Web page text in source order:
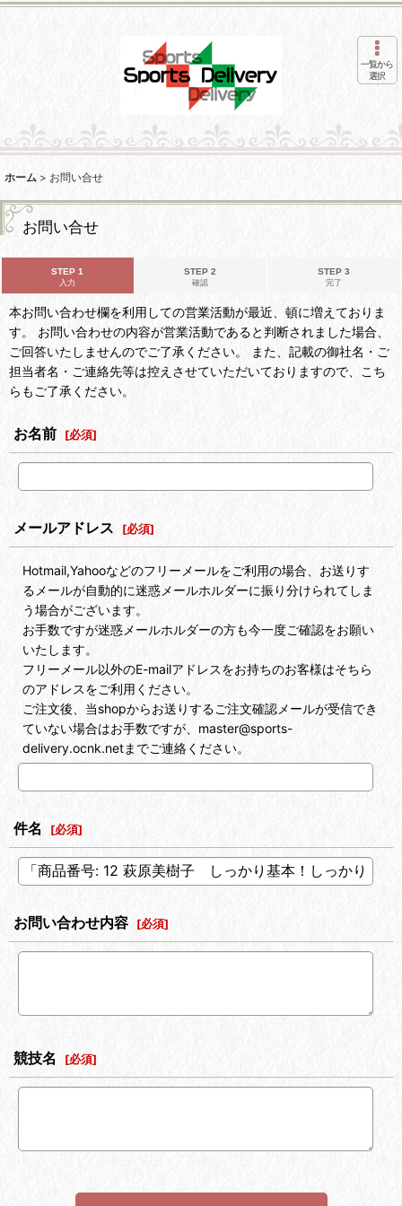
一覧から
選択
ホーム > お問い合せ
お問い合せ
STEP 1
入力
STEP 2
確認
STEP 3
完了
本お問い合わせ欄を利用しての営業活動が最近、頓に増えておりま
す。 お問い合わせの内容が営業活動であると判断されました場合、
ご回答いたしませんのでご了承ください。 また、記載の御社名・ご
担当者名・ご連絡先等は控えさせていただいておりますので、こち
らもご了承ください。
お名前 [必須]
メールアドレス [必須]
Hotmail,Yahooなどのフリーメールをご利用の場合、お送りす
るメールが自動的に迷惑メールホルダーに振り分けられてしま
う場合がございます。
お手数ですが迷惑メールホルダーの方も今一度ご確認をお願い
いたします。
フリーメール以外のE-mailアドレスをお持ちのお客様はそちら
のアドレスをご利用ください。
ご注文後、当shopからお送りするご注文確認メールが受信でき
ていない場合はお手数ですが、master@sports-
delivery.ocnk.netまでご連絡ください。
件名 [必須]
お問い合わせ内容 [必須]
競技名 [必須]